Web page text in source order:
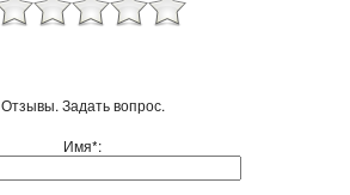
Отзывы. Задать вопрос.
Имя*: